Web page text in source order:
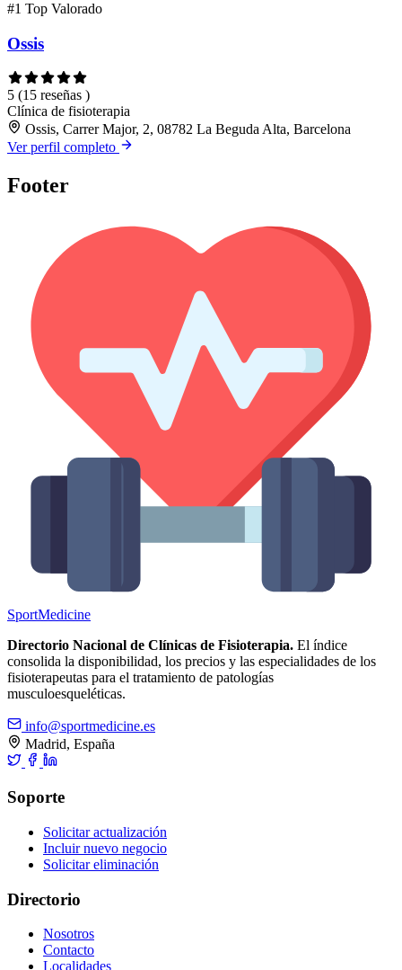
#1 Top Valorado
Ossis
5 (15 reseñas )
Clínica de fisioterapia
Ossis, Carrer Major, 2, 08782 La Beguda Alta, Barcelona
Ver perfil completo
Footer
SportMedicine
Directorio Nacional de Clínicas de Fisioterapia. El índice
consolida la disponibilidad, los precios y las especialidades de los
fisioterapeutas para el tratamiento de patologías
musculoesqueléticas.
info@sportmedicine.es
Madrid, España
Soporte
Solicitar actualización
Incluir nuevo negocio
Solicitar eliminación
Directorio
Nosotros
Contacto
Localidades